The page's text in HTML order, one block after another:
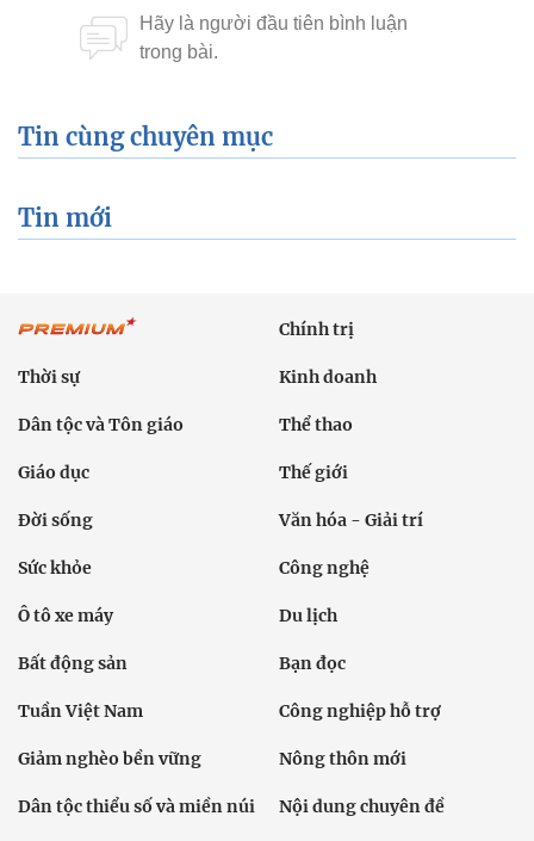
Tin cùng chuyên mục
Tin mới
Chính trị
Thời sự Kinh doanh
Dân tộc và Tôn giáo Thể thao
Giáo dục Thế giới
Đời sống Văn hóa - Giải trí
Sức khỏe Công nghệ
Ô tô xe máy Du lịch
Bất động sản Bạn đọc
Tuần Việt Nam Công nghiệp hỗ trợ
Giảm nghèo bền vững Nông thôn mới
Dân tộc thiểu số và miền núi Nội dung chuyên đề